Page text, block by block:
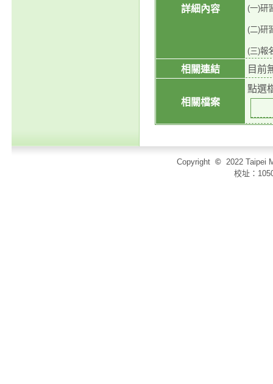
詳細內容 (一)研
(二)研
(三)報
相關連結 目前
相關檔案
點選
Copyright © 2022 Taipei
校址：